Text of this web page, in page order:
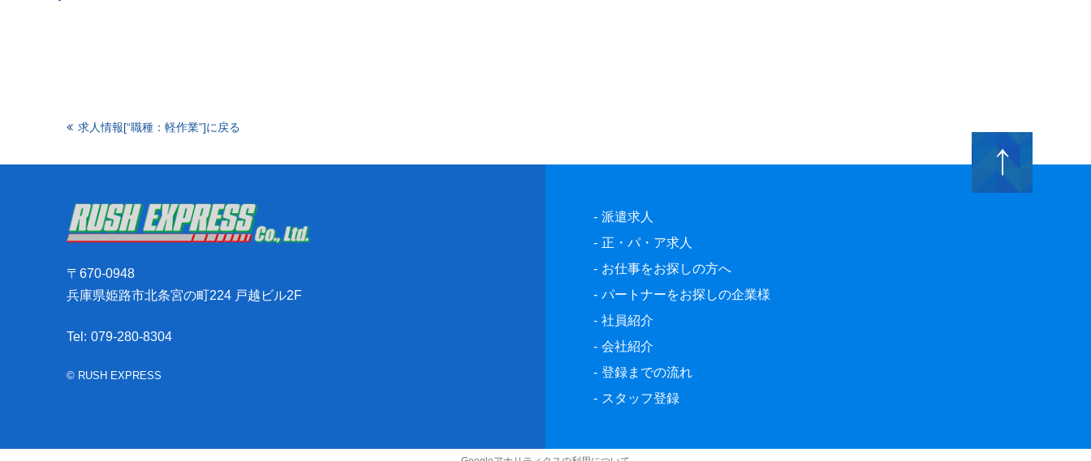
求人情報[“職種：軽作業”]に戻る
派遣求人
正・パ・ア求人
お仕事をお探しの方へ
パートナーをお探しの企業様
社員紹介
会社紹介
登録までの流れ
スタッフ登録
〒670-0948
兵庫県姫路市北条宮の町224 戸越ビル2F
Tel: 079-280-8304
© RUSH EXPRESS